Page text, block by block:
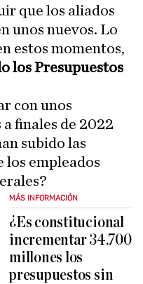
que los aliados
unos nuevos. Lo
estos momentos,
los Presupuestos
con unos
finales de 2022
subido las
los empleados
MÁS INFORMACIÓN
¿Es constitucional
incrementar 34.700
millones los
presupuestos sin